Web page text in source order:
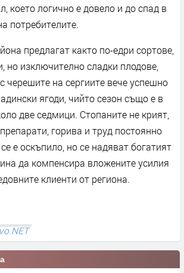
което логично е довело и до спад в
потребителите.
предлагат както по-едри сортове,
но изключително сладки плодове,
черешите на сергиите вече успешно
ягоди, чийто сезон също е в
две седмици. Стопаните не крият,
горива и труд постоянно
е оскъпило, но се надяват богатият
да компенсира вложените усилия
клиенти от региона.